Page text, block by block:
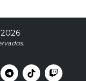
2026